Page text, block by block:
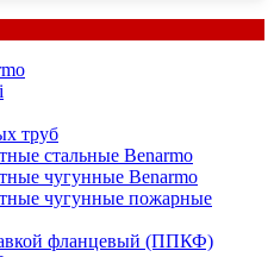
труб
стальные Benarmo
чугунные Benarmo
чугунные пожарные
фланцевый (ППКФ)